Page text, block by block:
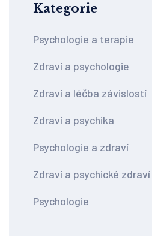
Kategorie
Psychologie a terapie
Zdraví a psychologie
Zdraví a léčba závislostí
Zdraví a psychika
Psychologie a zdraví
Zdraví a psychické zdraví
Psychologie